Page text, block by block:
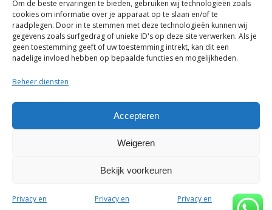
Om de beste ervaringen te bieden, gebruiken wij technologieën zoals
cookies om informatie over je apparaat op te slaan en/of te
raadplegen. Door in te stemmen met deze technologieën kunnen wij
gegevens zoals surfgedrag of unieke ID's op deze site verwerken. Als je
geen toestemming geeft of uw toestemming intrekt, kan dit een
nadelige invloed hebben op bepaalde functies en mogelijkheden.
Beheer diensten
Accepteren
Weigeren
Bekijk voorkeuren
Privacy en Privacy en Privacy en
ROTTERDAM Crematie/begrafenis
Crematie Spijkenisse
Crematie Capelle aan den IJssel
Online Nederland